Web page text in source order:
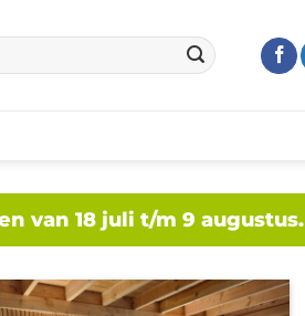
van 18 juli t/m 9 augustus.